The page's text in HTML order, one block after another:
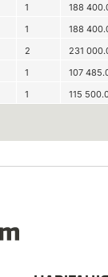
1 188
1 188
2 231
1 107
1 115